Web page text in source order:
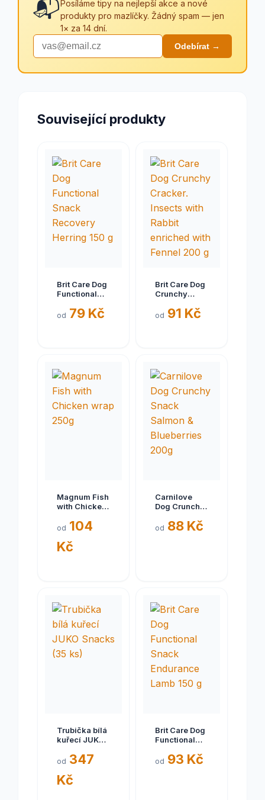
📬Posíláme tipy na nejlepší akce a nové
produkty pro mazlíčky. Žádný spam — jen
1× za 14 dní.
Odebírat →
Související produkty
Brit Care Dog
Functional
Recovery
od 79 Kč
Brit Care Dog
Crunchy
Insects with
od 91 Kč
Magnum Fish
with Chicken
od 104
Kč
Carnilove
Dog Crunchy
Salmon &
od 88 Kč
Trubička bílá
kuřecí JUKO
ks)
od 347
Kč
Brit Care Dog
Functional
Endurance
od 93 Kč